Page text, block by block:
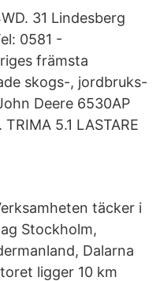
31 Lindesberg
0581 -
främsta
skogs-, jordbruks-
Deere 6530AP
5.1 LASTARE
täcker i
Stockholm,
Dalarna
ligger 10 km